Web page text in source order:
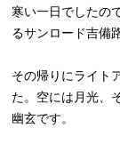
寒い一日でしたの
るサンロード吉備
その帰りにライト
た。空には月光、
幽玄です。